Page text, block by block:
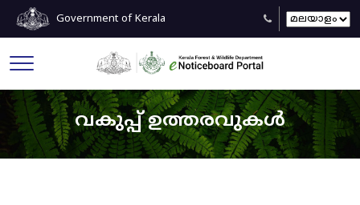
Government of Kerala
വകുപ്പ് ഉത്തരവുകൾ